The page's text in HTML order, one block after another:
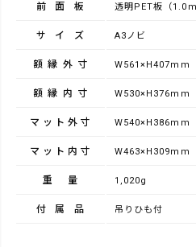
前面板 透明PET板（
サイズ A3ノビ
額縁外寸 W561×H407mm
額縁内寸 W530×H376mm
マット外寸 W540×H386mm
マット内寸 W463×H309mm
重量 1,020g
付属品 吊りひも付